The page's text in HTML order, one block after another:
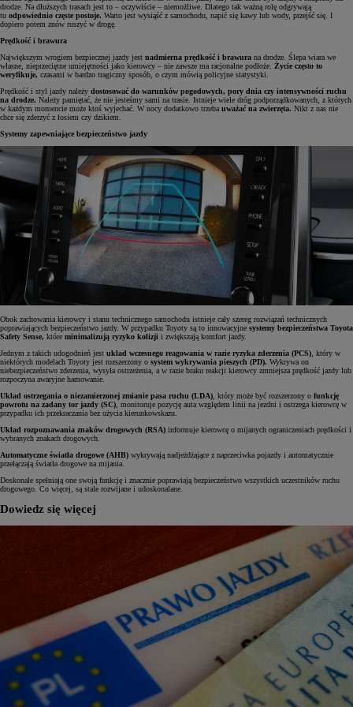
drodze. Na dłuższych trasach jest to – oczywiście – niemożliwe. Dlatego tak ważną rolę odgrywają
tu odpowiednio częste postoje. Warto jest wysiąść z samochodu, napić się kawy lub wody, przejść się. I
dopiero potem znów ruszyć w drogę.
Prędkość i brawura
Największym wrogiem bezpiecznej jazdy jest nadmierna prędkość i brawura na drodze. Ślepa wiara we
własne, nieprzeciętne umiejętności jako kierowcy – nie zawsze ma racjonalne podłoże. Życie często to
weryfikuje, czasami w bardzo tragiczny sposób, o czym mówią policyjne statystyki.
Prędkość i styl jazdy należy dostosować do warunków pogodowych, pory dnia czy intensywności ruchu
na drodze. Należy pamiętać, że nie jesteśmy sami na trasie. Istnieje wiele dróg podporządkowanych, z których
w każdym momencie może ktoś wyjechać. W nocy dodatkowo trzeba uważać na zwierzęta. Nikt z nas nie
chce się zderzyć z łosiem czy dzikiem.
Systemy zapewniające bezpieczeństwo jazdy
Obok zachowania kierowcy i stanu technicznego samochodu istnieje cały szereg rozwiązań technicznych
poprawiających bezpieczeństwo jazdy. W przypadku Toyoty są to innowacyjne systemy bezpieczeństwa Toyota
Safety Sense, które minimalizują ryzyko kolizji i zwiększają komfort jazdy.
Jednym z takich udogodnień jest układ wczesnego reagowania w razie ryzyka zderzenia (PCS) , który w
niektórych modelach Toyoty jest rozszerzony o system wykrywania pieszych (PD). Wykrywa on
niebezpieczeństwo zderzenia, wysyła ostrzeżenia, a w razie braku reakcji kierowcy zmniejsza prędkość jazdy lub
rozpoczyna awaryjne hamowanie.
Układ ostrzegania o niezamierzonej zmianie pasa ruchu (LDA) , który może być rozszerzony o funkcję
powrotu na zadany tor jazdy (SC) , monitoruje pozycję auta względem linii na jezdni i ostrzega kierowcę w
przypadku ich przekraczania bez użycia kierunkowskazu.
Układ rozpoznawania znaków drogowych (RSA) informuje kierowcę o mijanych ograniczeniach prędkości i
wybranych znakach drogowych.
Automatyczne światła drogowe (AHB) wykrywają nadjeżdżające z naprzeciwka pojazdy i automatycznie
przełączają światła drogowe na mijania.
Doskonale spełniają one swoją funkcję i znacznie poprawiają bezpieczeństwo wszystkich uczestników ruchu
drogowego. Co więcej, są stale rozwijane i udoskonalane.
Dowiedz się więcej